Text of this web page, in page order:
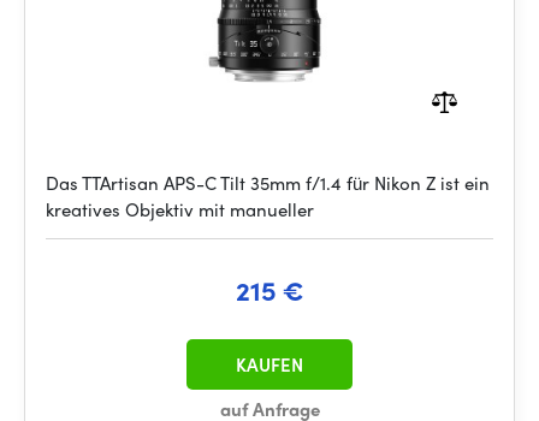
Das TTArtisan APS-C Tilt 35mm f/1.4 für Nikon Z ist ein
kreatives Objektiv mit manueller
215 €
auf Anfrage
KAUFEN